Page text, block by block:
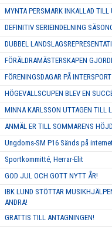
MYNTA PERSMARK INKALLAD TILL
DEFINITIV SERIEINDELNING
DUBBEL
FÖRÄLDRAMÄSTERSKAPEN
FÖRENINGSDAGAR PÅ
HÖGEVALLSCUPEN BLEV EN
MINNA KARLSSON UTTAGEN TILL
ANMÄL ER TILL SOMMARENS
Ungdoms-SM P16 Sänds på internet
Sportkommitté, Herrar-Elit
GOD JUL OCH GOTT NYTT ÅR!
IBK LUND STÖTTAR
ANDRA!
GRATTIS TILL ANTAGNINGEN!